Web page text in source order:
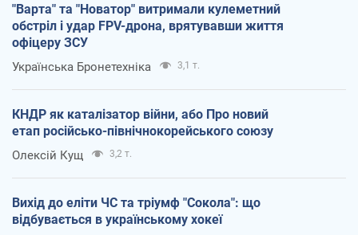
"Варта" та "Новатор" витримали кулеметний
обстріл і удар FPV-дрона, врятувавши життя
офіцеру ЗСУ
Українська Бронетехніка 3,1 т.
КНДР як каталізатор війни, або Про новий
етап російсько-північнокорейського союзу
Олексій Кущ 3,2 т.
Вихід до еліти ЧС та тріумф "Сокола": що
відбувається в українському хокеї